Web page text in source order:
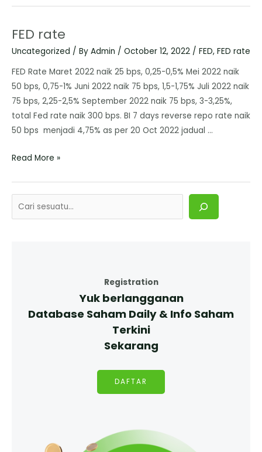
FED rate
Uncategorized / By Admin / October 12, 2022 / FED, FED rate
FED Rate Maret 2022 naik 25 bps, 0,25-0,5% Mei 2022 naik
50 bps, 0,75-1% Juni 2022 naik 75 bps, 1,5-1,75% Juli 2022 naik
75 bps, 2,25-2,5% September 2022 naik 75 bps, 3-3,25%,
total Fed rate naik 300 bps. BI 7 days reverse repo rate naik
50 bps menjadi 4,75% as per 20 Oct 2022 jadual …
Read More »
Registration
Yuk berlangganan
Database Saham Daily & Info Saham
Terkini
Sekarang
DAFTAR